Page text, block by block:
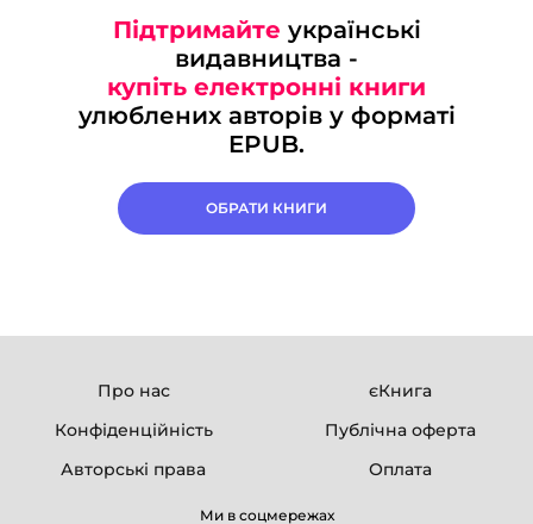
Підтримайте українські
видавництва -
купіть електронні книги
улюблених авторів у форматі
EPUB.
ОБРАТИ КНИГИ
Про нас
єКнига
Конфіденційність
Публічна оферта
Авторські права
Оплата
Ми в соцмережах